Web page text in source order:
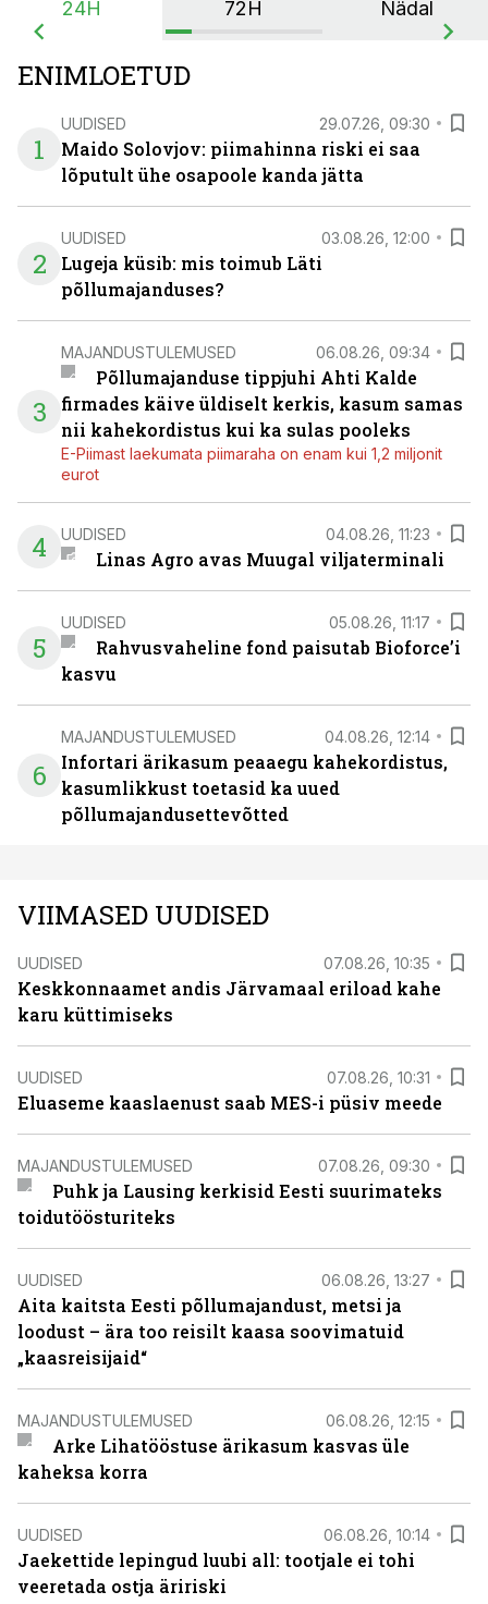
24H 72H Nädal
ENIMLOETUD
1
UUDISED 29.07.26, 09:30
Maido Solovjov: piimahinna riski ei saa
lõputult ühe osapoole kanda jätta
2
UUDISED 03.08.26, 12:00
Lugeja küsib: mis toimub Läti
põllumajanduses?
3
MAJANDUSTULEMUSED 06.08.26, 09:34
Põllumajanduse tippjuhi Ahti Kalde
firmades käive üldiselt kerkis, kasum samas
nii kahekordistus kui ka sulas pooleks
E-Piimast laekumata piimaraha on enam kui 1,2 miljonit
eurot
4 UUDISED 04.08.26, 11:23
Linas Agro avas Muugal viljaterminali
5
UUDISED 05.08.26, 11:17
Rahvusvaheline fond paisutab Bioforce’i
kasvu
6
MAJANDUSTULEMUSED 04.08.26, 12:14
Infortari ärikasum peaaegu kahekordistus,
kasumlikkust toetasid ka uued
põllumajandusettevõtted
VIIMASED UUDISED
UUDISED 07.08.26, 10:35
Keskkonnaamet andis Järvamaal eriload kahe
karu küttimiseks
UUDISED 07.08.26, 10:31
Eluaseme kaaslaenust saab MES-i püsiv meede
MAJANDUSTULEMUSED 07.08.26, 09:30
Puhk ja Lausing kerkisid Eesti suurimateks
toidutöösturiteks
UUDISED 06.08.26, 13:27
Aita kaitsta Eesti põllumajandust, metsi ja
loodust – ära too reisilt kaasa soovimatuid
„kaasreisijaid“
MAJANDUSTULEMUSED 06.08.26, 12:15
Arke Lihatööstuse ärikasum kasvas üle
kaheksa korra
UUDISED 06.08.26, 10:14
Jaekettide lepingud luubi all: tootjale ei tohi
veeretada ostja äririski